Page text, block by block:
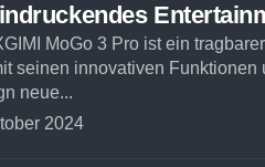
MoGo 3 Pro ist ein
seinen innovativen Funktionen
neue...
2024